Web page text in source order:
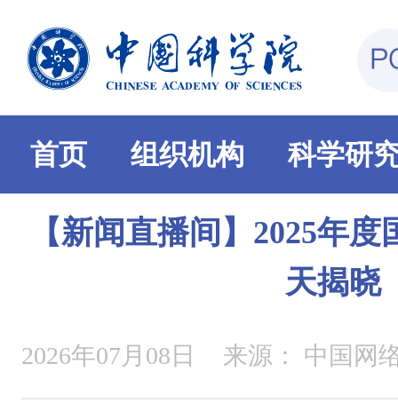
首页 组织机构 科学研
【新闻直播间】2025年
天揭晓
2026年07月08日 来源： 中国网